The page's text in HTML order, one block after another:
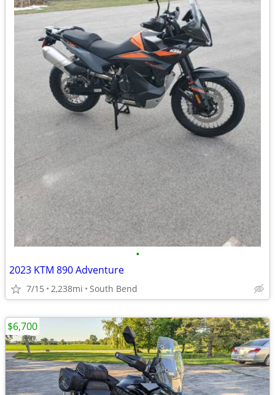
•
2023 KTM 890 Adventure
7/15 2,238mi South Bend
$6,700